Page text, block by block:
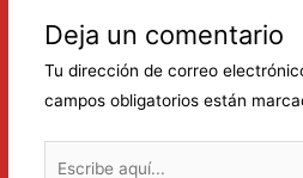
Deja un comentario
Tu dirección de correo
campos obligatorios están